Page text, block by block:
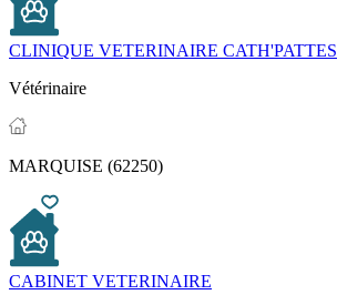
CLINIQUE VETERINAIRE CATH'PATTES
Vétérinaire
MARQUISE (62250)
CABINET VETERINAIRE